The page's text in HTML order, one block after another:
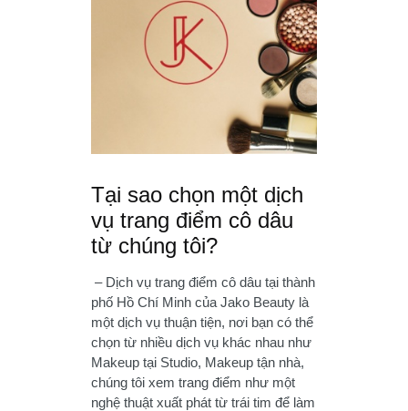
Tại sao chọn một dịch
vụ trang điểm cô dâu
từ chúng tôi?
– Dịch vụ trang điểm cô dâu tại thành
phố Hồ Chí Minh của Jako Beauty là
một dịch vụ thuận tiện, nơi bạn có thể
chọn từ nhiều dịch vụ khác nhau như
Makeup tại Studio, Makeup tận nhà,
chúng tôi xem trang điểm như một
nghệ thuật xuất phát từ trái tim để làm